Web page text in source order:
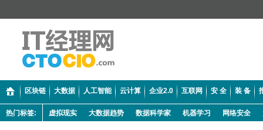
区块链 大数据 人工智能 云计算 企业2.0 互联网 安 全 装 备
热门标签: 虚拟现实 大数据趋势 数据科学家 机器学习 网络安全